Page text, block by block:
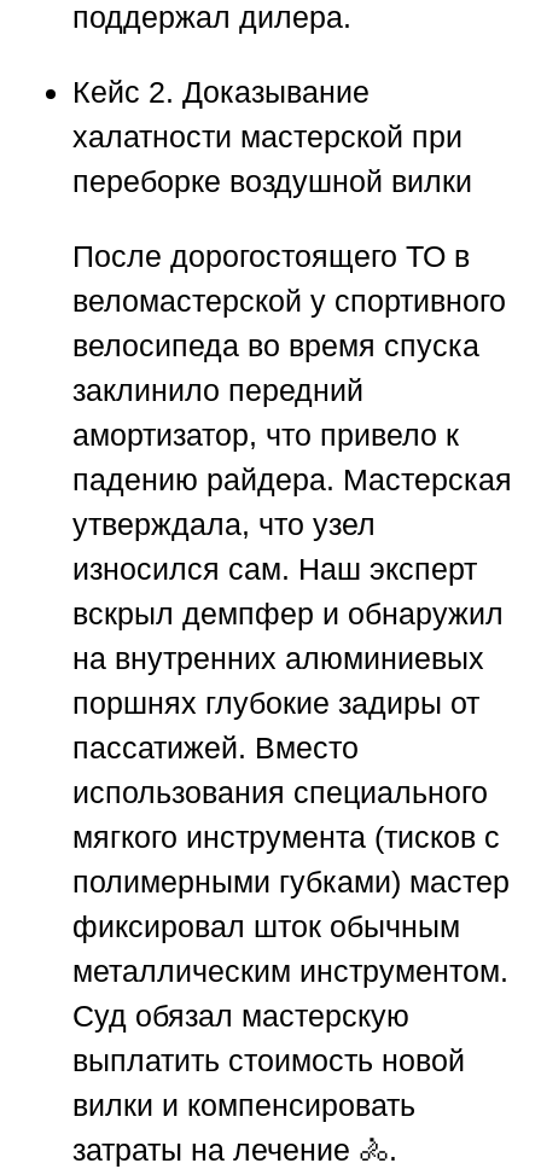
поддержал дилера.
Кейс 2. Доказывание
халатности мастерской при
переборке воздушной вилки
После дорогостоящего ТО в
веломастерской у спортивного
велосипеда во время спуска
заклинило передний
амортизатор, что привело к
падению райдера. Мастерская
утверждала, что узел
износился сам. Наш эксперт
вскрыл демпфер и обнаружил
на внутренних алюминиевых
поршнях глубокие задиры от
пассатижей. Вместо
использования специального
мягкого инструмента (тисков с
полимерными губками) мастер
фиксировал шток обычным
металлическим инструментом.
Суд обязал мастерскую
выплатить стоимость новой
вилки и компенсировать
затраты на лечение 🚴.